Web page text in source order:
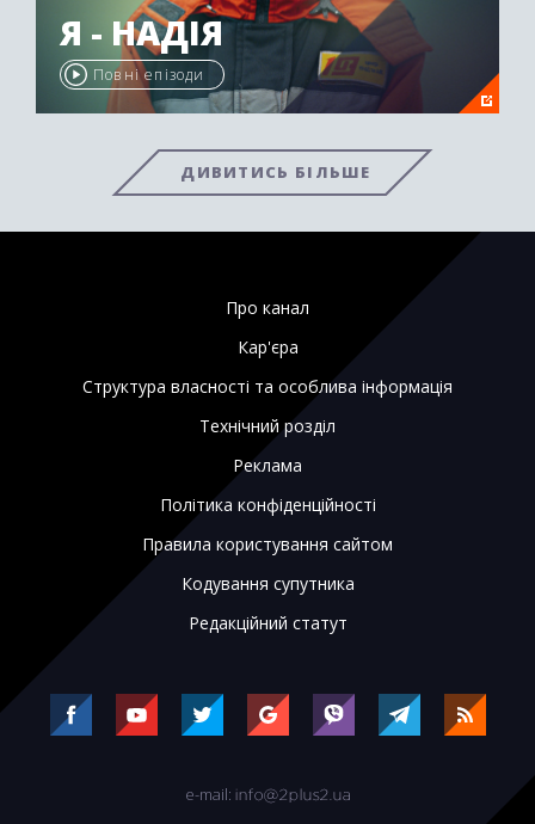
Я - НАДІЯ
Повні епізоди
ДИВИТИСЬ БІЛЬШЕ
Про канал
Кар'єра
Структура власності та особлива інформація
Технічний розділ
Реклама
Політика конфіденційності
Правила користування сайтом
Кодування супутника
Редакційний статут
e-mail: